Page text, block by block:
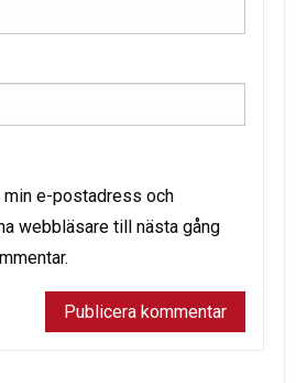
min e-postadress och
webbläsare till nästa gång